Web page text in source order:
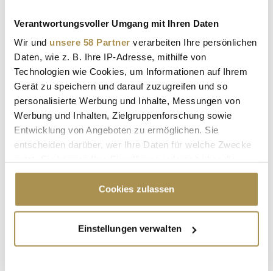
Verantwortungsvoller Umgang mit Ihren Daten
Wir und unsere 58 Partner verarbeiten Ihre persönlichen
Daten, wie z. B. Ihre IP-Adresse, mithilfe von
Technologien wie Cookies, um Informationen auf Ihrem
Gerät zu speichern und darauf zuzugreifen und so
personalisierte Werbung und Inhalte, Messungen von
Werbung und Inhalten, Zielgruppenforschung sowie
Entwicklung von Angeboten zu ermöglichen. Sie
entscheiden darüber, wer Ihre Daten für welche Zwecke
Cookie-Erklärung oder durch Klicken auf das Privacy
Trigger Symbol ändern oder widerrufen
Informationen über Ihre geografische Lage
erfassen, welche bis auf einige Meter genau sein
Cookies zulassen
Einstellungen verwalten
DIGITAL BANKING
DIGITAL BANKING MATURITY 2022
Kommentar veröffentlichen
Kommentar:*